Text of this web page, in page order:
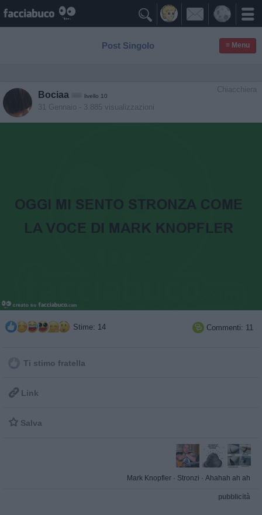

Post Singolo ≡ Menu
Chiacchiera
Bociaa livello 10
31 Gennaio - 3.885 visualizzazioni
Stime: 14  Commenti: 11
Ti stimo fratella
 Link
 Salva
Mark Knopfler · Stronzi · Ahahah ah ah
pubblicità